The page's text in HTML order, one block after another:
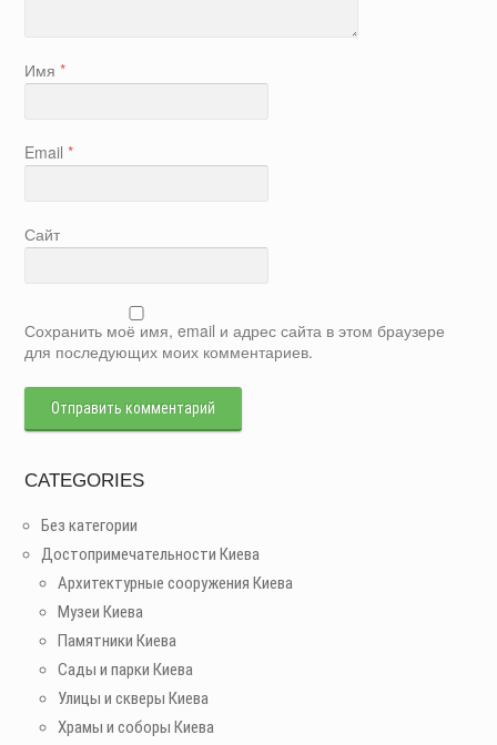
Имя*
Email*
Сайт
Сохранить моё имя, email и адрес сайта в этом браузере
для последующих моих комментариев.
CATEGORIES
Без категории
Достопримечательности Киева
Архитектурные сооружения Киева
Музеи Киева
Памятники Киева
Сады и парки Киева
Улицы и скверы Киева
Храмы и соборы Киева